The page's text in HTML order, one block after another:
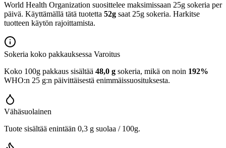
World Health Organization suosittelee maksimissaan 25g sokeria per
päivä. Käyttämällä tätä tuotetta 52g saat 25g sokeria. Harkitse
tuotteen käytön rajoittamista.
Sokeria koko pakkauksessa Varoitus
Koko 100g pakkaus sisältää 48,0 g sokeria, mikä on noin 192%
WHO:n 25 g:n päivittäisestä enimmäissuosituksesta.
Vähäsuolainen
Tuote sisältää enintään 0,3 g suolaa / 100g.